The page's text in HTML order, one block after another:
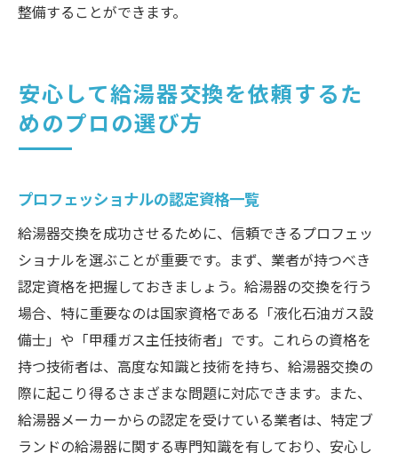
整備することができます。
安心して給湯器交換を依頼するた
めのプロの選び方
プロフェッショナルの認定資格一覧
給湯器交換を成功させるために、信頼できるプロフェッ
ショナルを選ぶことが重要です。まず、業者が持つべき
認定資格を把握しておきましょう。給湯器の交換を行う
場合、特に重要なのは国家資格である「液化石油ガス設
備士」や「甲種ガス主任技術者」です。これらの資格を
持つ技術者は、高度な知識と技術を持ち、給湯器交換の
際に起こり得るさまざまな問題に対応できます。また、
給湯器メーカーからの認定を受けている業者は、特定ブ
ランドの給湯器に関する専門知識を有しており、安心し